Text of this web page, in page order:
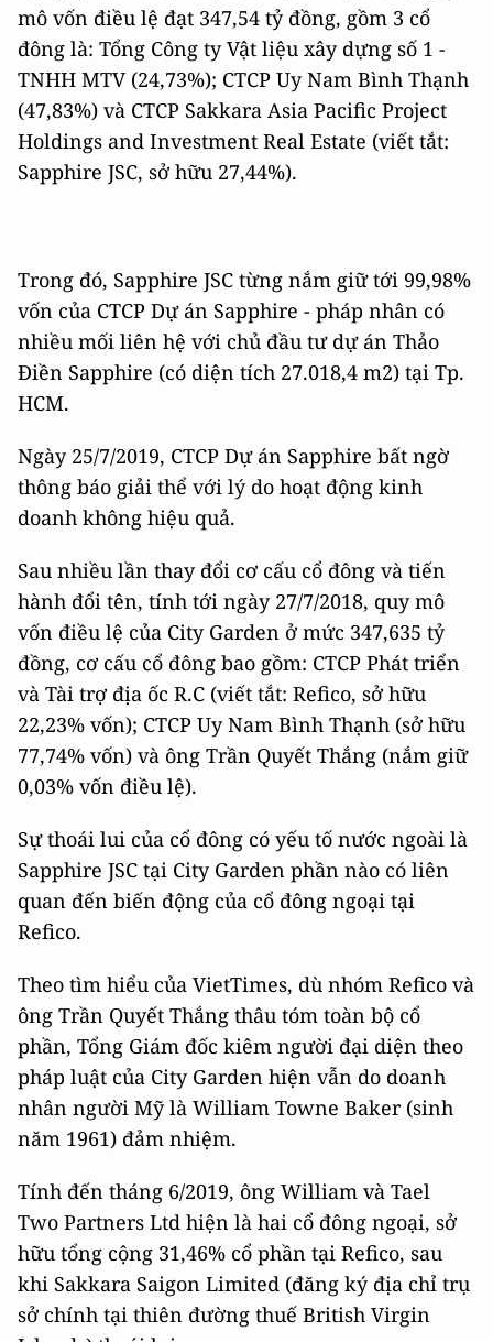
mô vốn điều lệ đạt 347,54 tỷ đồng, gồm 3 cổ
đông là: Tổng Công ty Vật liệu xây dựng số 1 -
TNHH MTV (24,73%); CTCP Uy Nam Bình Thạnh
(47,83%) và CTCP Sakkara Asia Pacific Project
Holdings and Investment Real Estate (viết tắt:
Sapphire JSC, sở hữu 27,44%).
Trong đó, Sapphire JSC từng nắm giữ tới 99,98%
vốn của CTCP Dự án Sapphire - pháp nhân có
nhiều mối liên hệ với chủ đầu tư dự án Thảo
Điền Sapphire (có diện tích 27.018,4 m2) tại Tp.
HCM.
Ngày 25/7/2019, CTCP Dự án Sapphire bất ngờ
thông báo giải thể với lý do hoạt động kinh
doanh không hiệu quả.
Sau nhiều lần thay đổi cơ cấu cổ đông và tiến
hành đổi tên, tính tới ngày 27/7/2018, quy mô
vốn điều lệ của City Garden ở mức 347,635 tỷ
đồng, cơ cấu cổ đông bao gồm: CTCP Phát triển
và Tài trợ địa ốc R.C (viết tắt: Refico, sở hữu
22,23% vốn); CTCP Uy Nam Bình Thạnh (sở hữu
77,74% vốn) và ông Trần Quyết Thắng (nắm giữ
0,03% vốn điều lệ).
Sự thoái lui của cổ đông có yếu tố nước ngoài là
Sapphire JSC tại City Garden phần nào có liên
quan đến biến động của cổ đông ngoại tại
Refico.
Theo tìm hiểu của VietTimes, dù nhóm Refico và
ông Trần Quyết Thắng thâu tóm toàn bộ cổ
phần, Tổng Giám đốc kiêm người đại diện theo
pháp luật của City Garden hiện vẫn do doanh
nhân người Mỹ là William Towne Baker (sinh
năm 1961) đảm nhiệm.
Tính đến tháng 6/2019, ông William và Tael
Two Partners Ltd hiện là hai cổ đông ngoại, sở
hữu tổng cộng 31,46% cổ phần tại Refico, sau
khi Sakkara Saigon Limited (đăng ký địa chỉ trụ
sở chính tại thiên đường thuế British Virgin